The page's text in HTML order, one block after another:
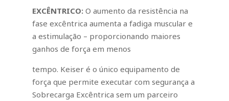
EXCÊNTRICO: O aumento da resistência na
fase excêntrica aumenta a fadiga muscular e
a estimulação – proporcionando maiores
ganhos de força em menos
tempo. Keiser é o único equipamento de
força que permite executar com segurança a
Sobrecarga Excêntrica sem um parceiro